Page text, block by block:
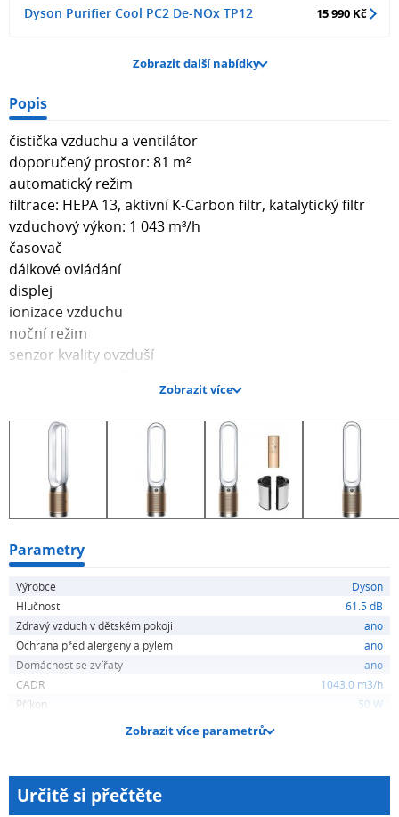
Dyson Purifier Cool PC2 De-NOx TP12 15 990 Kč
Zobrazit další nabídky
Popis
čistička vzduchu a ventilátor
doporučený prostor: 81 m²
automatický režim
filtrace: HEPA 13, aktivní K-Carbon filtr, katalytický filtr
vzduchový výkon: 1 043 m³/h
časovač
dálkové ovládání
displej
ionizace vzduchu
noční režim
senzor kvality ovzduší
technologie Air Multiplier™
350° oscilace
Zobrazit více
Parametry
Výrobce
Dyson
Hlučnost
61.5 dB
Zdravý vzduch v dětském pokoji
ano
Ochrana před alergeny a pylem
ano
Domácnost se zvířaty
ano
CADR
1043.0 m3/h
Příkon
50 W
Zobrazit více parametrů
Určitě si přečtěte